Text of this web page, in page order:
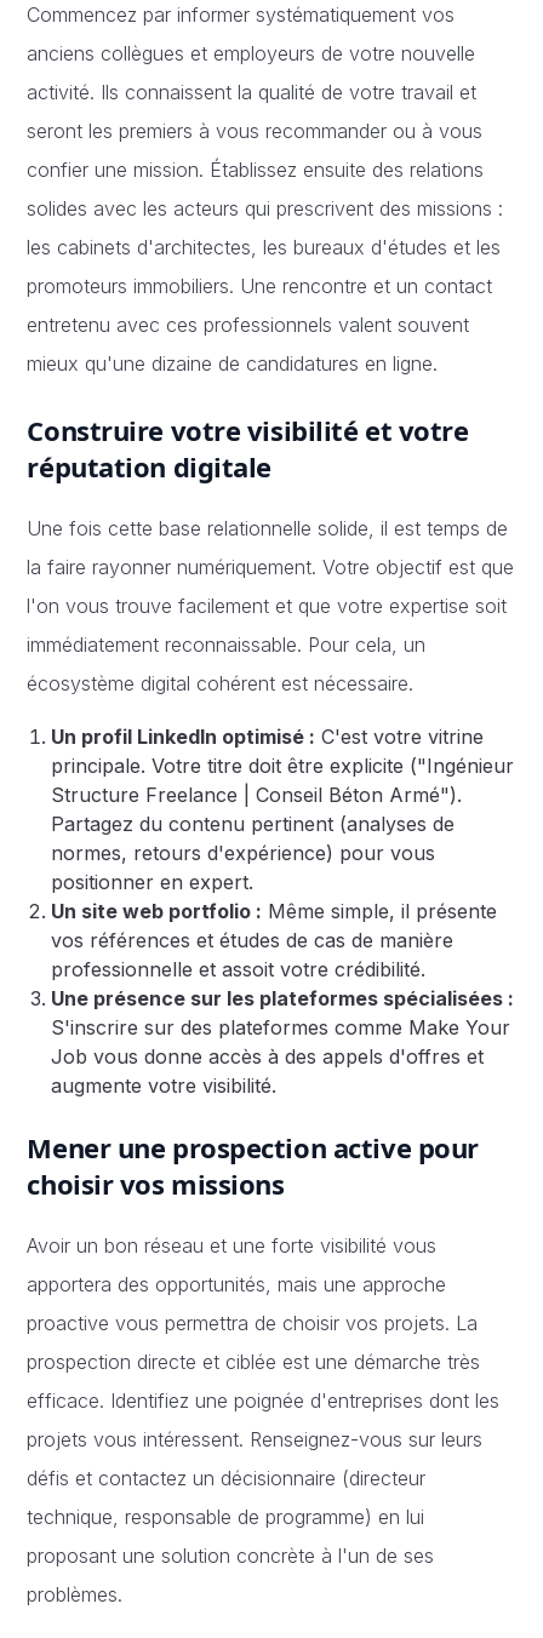
Commencez par informer systématiquement vos
anciens collègues et employeurs de votre nouvelle
activité. Ils connaissent la qualité de votre travail et
seront les premiers à vous recommander ou à vous
confier une mission. Établissez ensuite des relations
solides avec les acteurs qui prescrivent des missions :
les cabinets d'architectes, les bureaux d'études et les
promoteurs immobiliers. Une rencontre et un contact
entretenu avec ces professionnels valent souvent
mieux qu'une dizaine de candidatures en ligne.
Construire votre visibilité et votre
réputation digitale
Une fois cette base relationnelle solide, il est temps de
la faire rayonner numériquement. Votre objectif est que
l'on vous trouve facilement et que votre expertise soit
immédiatement reconnaissable. Pour cela, un
écosystème digital cohérent est nécessaire.
Un profil LinkedIn optimisé : C'est votre vitrine
principale. Votre titre doit être explicite ("Ingénieur
Structure Freelance | Conseil Béton Armé").
Partagez du contenu pertinent (analyses de
normes, retours d'expérience) pour vous
positionner en expert.
Un site web portfolio : Même simple, il présente
vos références et études de cas de manière
professionnelle et assoit votre crédibilité.
Une présence sur les plateformes spécialisées :
S'inscrire sur des plateformes comme Make Your
Job vous donne accès à des appels d'offres et
augmente votre visibilité.
Mener une prospection active pour
choisir vos missions
Avoir un bon réseau et une forte visibilité vous
apportera des opportunités, mais une approche
proactive vous permettra de choisir vos projets. La
prospection directe et ciblée est une démarche très
efficace. Identifiez une poignée d'entreprises dont les
projets vous intéressent. Renseignez-vous sur leurs
défis et contactez un décisionnaire (directeur
technique, responsable de programme) en lui
proposant une solution concrète à l'un de ses
problèmes.